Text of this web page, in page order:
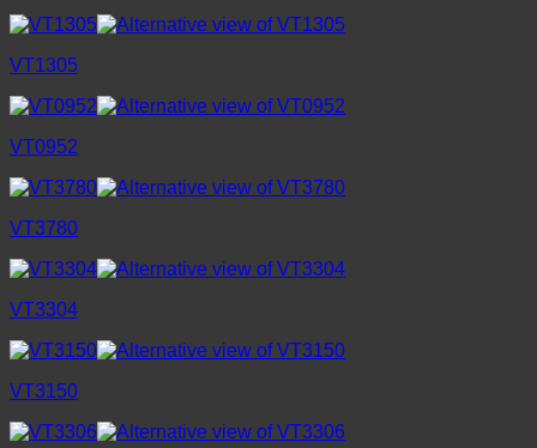
VT1305
VT0952
VT3780
VT3304
VT3150